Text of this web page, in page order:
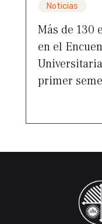
Noticias
Más de 130
en el
primer